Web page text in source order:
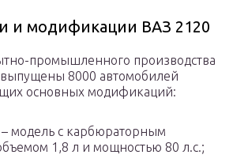
и модификации ВАЗ 2120
промышленного производства
8000 автомобилей
основных модификаций:
модель с карбюраторным
1,8 л и мощностью 80 л.с.;